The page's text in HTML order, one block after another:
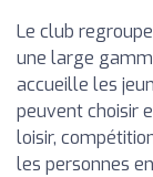
Le club
une large
accueille les
peuvent choisir
loisir,
les personnes